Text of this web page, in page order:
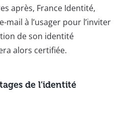
après, France Identité,
mail à l’usager pour l’inviter
de son identité
alors certifiée.
de l’identité